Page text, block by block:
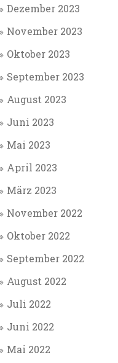
Dezember 2023
November 2023
Oktober 2023
September 2023
August 2023
Juni 2023
Mai 2023
April 2023
März 2023
November 2022
Oktober 2022
September 2022
August 2022
Juli 2022
Juni 2022
Mai 2022